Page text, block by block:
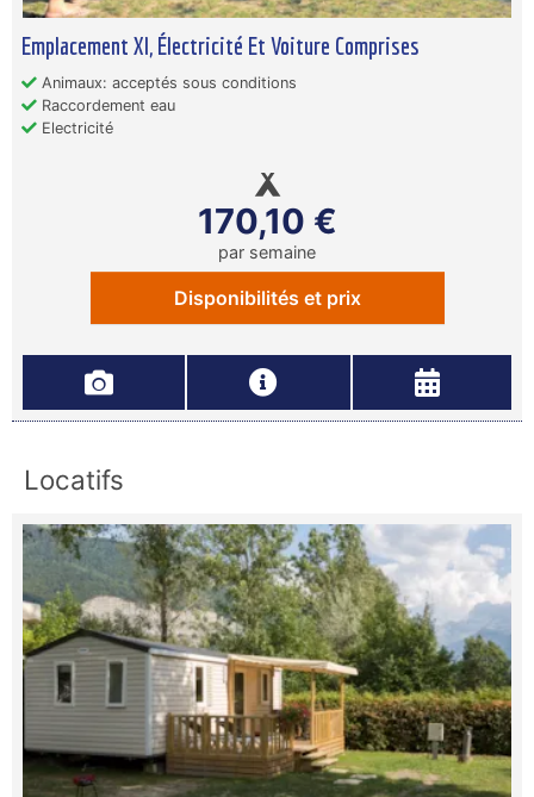
Emplacement Xl, Électricité Et Voiture Comprises
Animaux: acceptés sous conditions
Raccordement eau
Electricité
170,10 €
par semaine
Disponibilités et prix
Locatifs